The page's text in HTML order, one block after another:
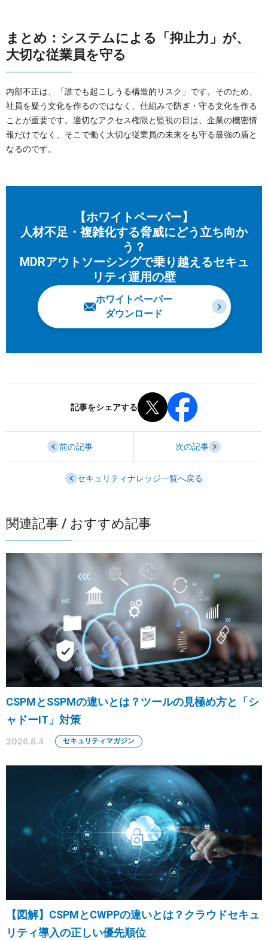
まとめ：システムによる「抑止力」が、
大切な従業員を守る
内部不正は、「誰でも起こしうる構造的リスク」です。そのため、
社員を疑う文化を作るのではなく、仕組みで防ぎ・守る文化を作る
ことが重要です。適切なアクセス権限と監視の目は、企業の機密情
報だけでなく、そこで働く大切な従業員の未来をも守る最強の盾と
なるのです。
【ホワイトペーパー】
人材不足・複雑化する脅威にどう立ち向か
う？
MDRアウトソーシングで乗り越えるセキュ
リティ運用の壁
ホワイトペーパー
ダウンロード
記事をシェアする
前の記事 次の記事
セキュリティナレッジ一覧へ戻る
関連記事 / おすすめ記事
CSPMとSSPMの違いとは？ツールの見極め方と「シ
ャドーIT」対策
2026.8.4 セキュリティマガジン
【図解】CSPMとCWPPの違いとは？クラウドセキュ
リティ導入の正しい優先順位